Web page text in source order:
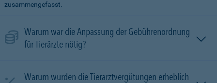
zusammengefasst.
Warum war die Anpassung der Gebührenordnung
für Tierärzte nötig?
Warum wurden die Tierarztvergütungen erheblich